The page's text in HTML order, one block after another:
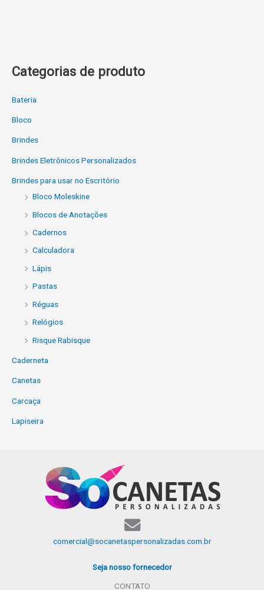
Categorias de produto
Bateria
Bloco
Brindes
Brindes Eletrônicos Personalizados
Brindes para usar no Escritório
Bloco Moleskine
Blocos de Anotações
Cadernos
Calculadora
Lápis
Pastas
Réguas
Relógios
Risque Rabisque
Caderneta
Canetas
Carcaça
Lapiseira
comercial@socanetaspersonalizadas.com.br
Seja nosso fornecedor
CONTATO